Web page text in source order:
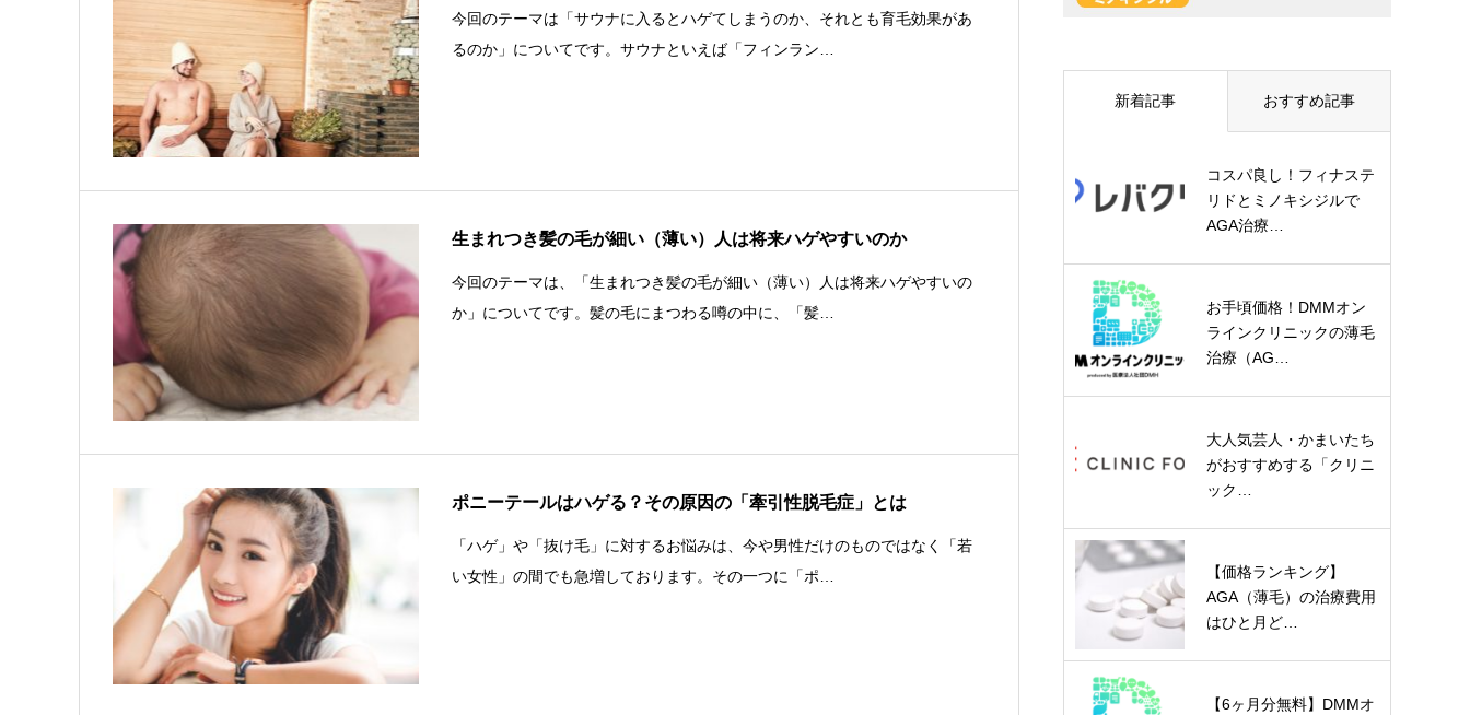
今回のテーマは「サウナに入るとハゲてしまうのか、それとも育毛効果があ
るのか」についてです。サウナといえば「フィンラン…
生まれつき髪の毛が細い（薄い）人は将来ハゲやすいのか
今回のテーマは、「生まれつき髪の毛が細い（薄い）人は将来ハゲやすいの
か」についてです。髪の毛にまつわる噂の中に、「髪…
ポニーテールはハゲる？その原因の「牽引性脱毛症」とは
「ハゲ」や「抜け毛」に対するお悩みは、今や男性だけのものではなく「若
い女性」の間でも急増しております。その一つに「ポ…
新着記事 おすすめ記事
コスパ良し！フィナステ
リドとミノキシジルで
AGA治療…
お手頃価格！DMMオン
ラインクリニックの薄毛
治療（AG…
大人気芸人・かまいたち
がおすすめする「クリニ
ック…
【価格ランキング】
AGA（薄毛）の治療費用
はひと月ど…
【6ヶ月分無料】DMMオ